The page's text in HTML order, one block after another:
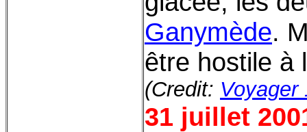
Ganymède.
être hostile à
(Credit: Voyager
31 juillet